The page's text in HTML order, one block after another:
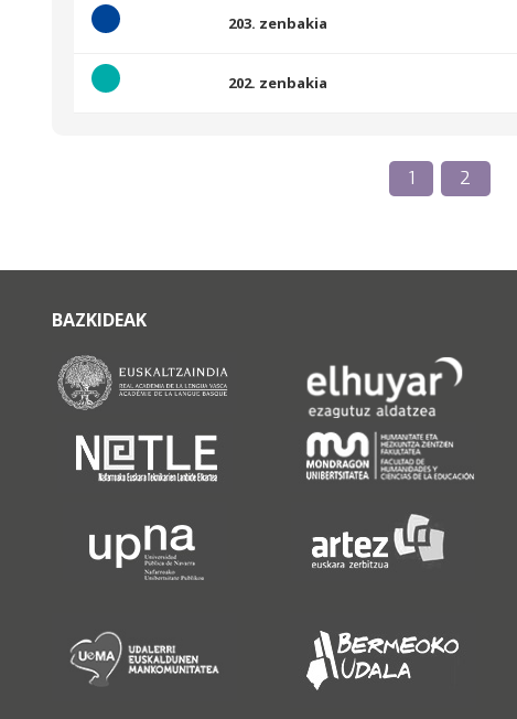
203. zenbakia
202. zenbakia
1 2
BAZKIDEAK